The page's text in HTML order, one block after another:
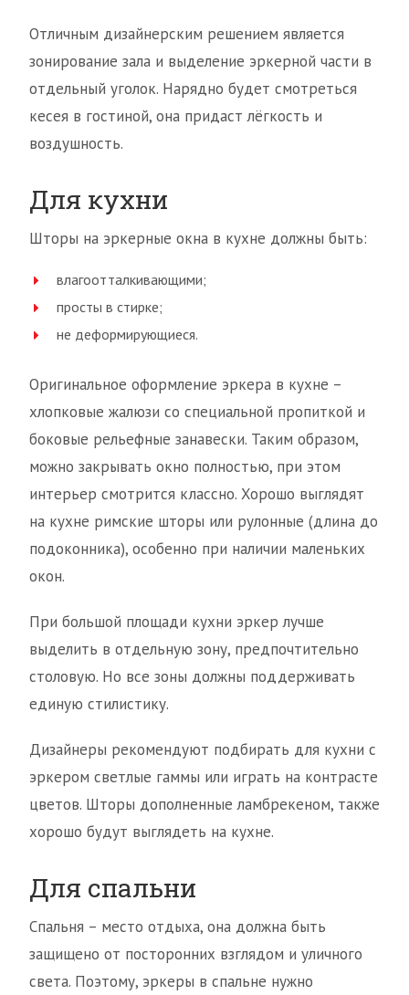
Отличным дизайнерским решением является
зонирование зала и выделение эркерной части в
отдельный уголок. Нарядно будет смотреться
кесея в гостиной, она придаст лёгкость и
воздушность.
Для кухни
Шторы на эркерные окна в кухне должны быть:
влагоотталкивающими;
просты в стирке;
не деформирующиеся.
Оригинальное оформление эркера в кухне –
хлопковые жалюзи со специальной пропиткой и
боковые рельефные занавески. Таким образом,
можно закрывать окно полностью, при этом
интерьер смотрится классно. Хорошо выглядят
на кухне римские шторы или рулонные (длина до
подоконника), особенно при наличии маленьких
окон.
При большой площади кухни эркер лучше
выделить в отдельную зону, предпочтительно
столовую. Но все зоны должны поддерживать
единую стилистику.
Дизайнеры рекомендуют подбирать для кухни с
эркером светлые гаммы или играть на контрасте
цветов. Шторы дополненные ламбрекеном, также
хорошо будут выглядеть на кухне.
Для спальни
Спальня – место отдыха, она должна быть
защищено от посторонних взглядом и уличного
света. Поэтому, эркеры в спальне нужно